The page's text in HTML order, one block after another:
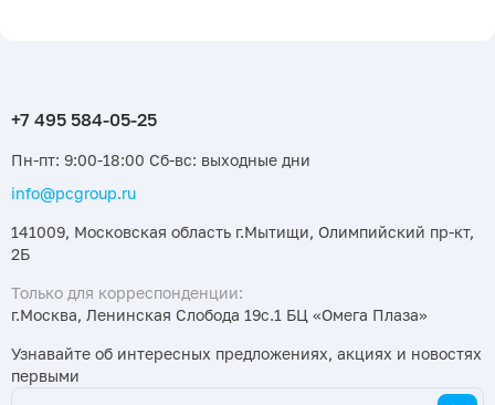
Пн-пт: 9:00-18:00 Сб-вс: выходные дни
info@pcgroup.ru
141009, Московская область г.Мытищи, Олимпийский пр-кт,
2Б
Только для корреспонденции:
г.Москва, Ленинская Слобода 19с.1 БЦ «Омега Плаза»
Узнавайте об интересных предложениях, акциях и новостях
первыми